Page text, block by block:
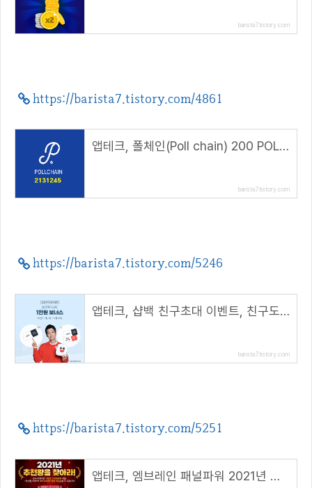
barista7.tistory.com
https://barista7.tistory.com/4861
앱테크, 폴체인(Poll chain) 200 POLL 에어드랍( 추천코드 : 2131245 )
barista7.tistory.com
https://barista7.tistory.com/5246
앱테크, 샵백 친구초대 이벤트, 친구도 나도 1만원 보너스(초대 코드 : UVOsnO)
barista7.tistory.com
https://barista7.tistory.com/5251
앱테크, 엠브레인 패널파워 2021년 추천왕을 찾아라!